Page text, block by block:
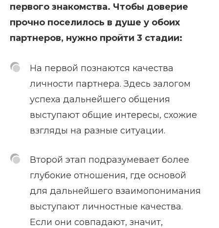
первого знакомства. Чтобы доверие
прочно поселилось в душе у обоих
партнеров, нужно пройти 3 стадии:
На первой познаются качества
личности партнера. Здесь залогом
успеха дальнейшего общения
выступают общие интересы, схожие
взгляды на разные ситуации.
Второй этап подразумевает более
глубокие отношения, где основой
для дальнейшего взаимопонимания
выступают личностные качества.
Если они совпадают, значит,